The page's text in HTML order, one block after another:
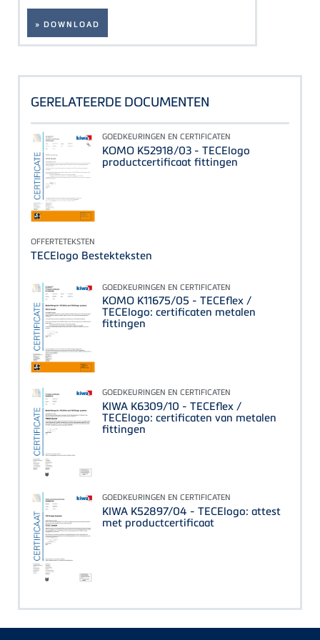
» DOWNLOAD
GERELATEERDE DOCUMENTEN
GOEDKEURINGEN EN CERTIFICATEN
KOMO K52918/03 - TECElogo
productcertificaat fittingen
OFFERTETEKSTEN
TECElogo Bestekteksten
GOEDKEURINGEN EN CERTIFICATEN
KOMO K11675/05 - TECEflex /
TECElogo: certificaten metalen
fittingen
GOEDKEURINGEN EN CERTIFICATEN
KIWA K6309/10 - TECEflex /
TECElogo: certificaten van metalen
fittingen
GOEDKEURINGEN EN CERTIFICATEN
KIWA K52897/04 - TECElogo: attest
met productcertificaat